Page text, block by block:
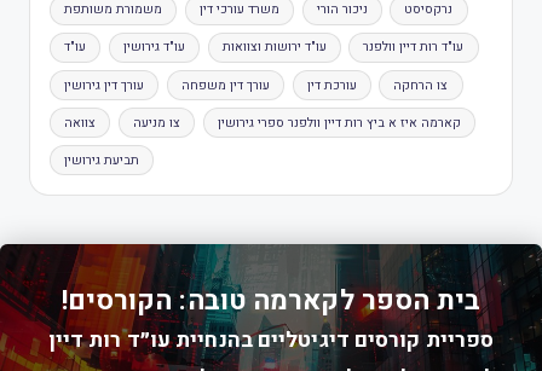
משמורת משותפת משרד עורכי דין ניכור הורי נרקסיסט
עו"ד עו"ד גירושין עו"ד ירושות וצוואות עו"ד רות דיין וולפנר
עורך דין גירושין עורך דין משפחה עורכת דין צו הרחקה
צוואה צו מניעה קארמה איז א ביץ רות דיין וולפנר ספרי גירושין
תביעת גירושין
בית הספר לקארמה טובה: הקורסים!
ספריית קורסים דיגיטליים בהנחיית עו״ד רות דיין